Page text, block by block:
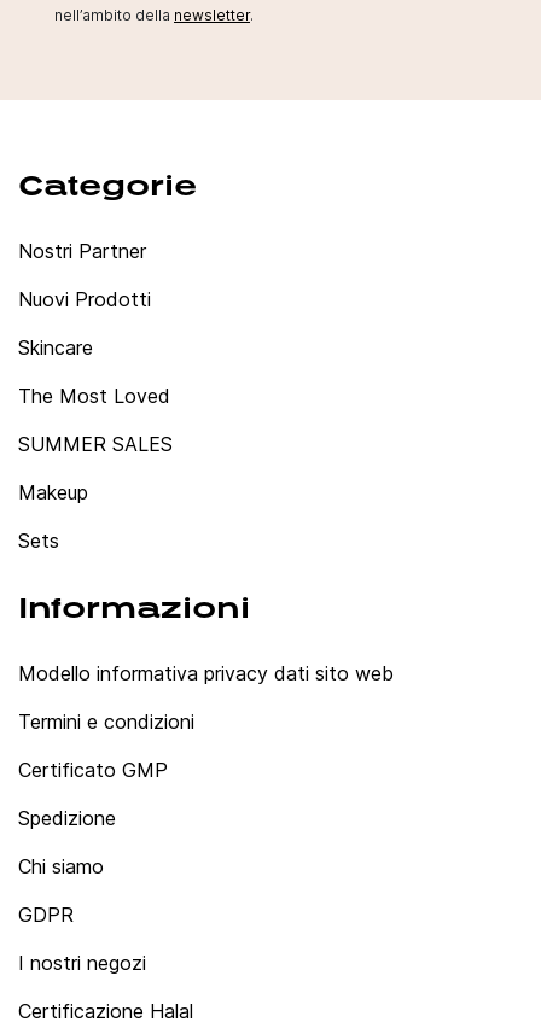
nell’ambito della newsletter.
Categorie
Nostri Partner
Nuovi Prodotti
Skincare
The Most Loved
SUMMER SALES
Makeup
Sets
Informazioni
Modello informativa privacy dati sito web
Termini e condizioni
Certificato GMP
Spedizione
Chi siamo
GDPR
I nostri negozi
Certificazione Halal